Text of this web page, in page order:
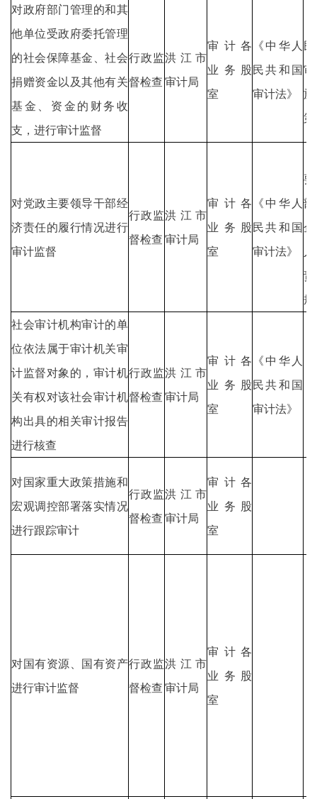
对政府部门管理的和其
他单位受政府委托管理
的社会保障基金、社会
捐赠资金以及其他有关
基金、资金的财务收
支，进行审计监督
行政监
督检查
洪江市
审计局
审计各
业务股
室
《中华人
民共和国
审计法》
对党政主要领导干部经
济责任的履行情况进行
审计监督
行政监
督检查
洪江市
审计局
审计各
业务股
室
《中华人
民共和国
审计法》
社会审计机构审计的单
位依法属于审计机关审
计监督对象的，审计机
关有权对该社会审计机
构出具的相关审计报告
进行核查
行政监
督检查
洪江市
审计局
审计各
业务股
室
《中华人
民共和国
审计法》
对国家重大政策措施和
宏观调控部署落实情况
进行跟踪审计
行政监
督检查
洪江市
审计局
审计各
业务股
室
对国有资源、国有资产
进行审计监督
行政监
督检查
洪江市
审计局
审计各
业务股
室